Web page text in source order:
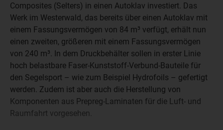
Composites (Selters) in einen Autoklav investiert. Das
Werk im Westerwald, das bereits über einen Autoklav mit
einem Fassungsvermögen von 84 m³ verfügt, erhält nun
einen zweiten, größeren mit einem Fassungsvermögen
von 240 m³. In dem Druckbehälter sollen in erster Linie
hoch belastbare Faser-Kunststoff-Verbund-Bauteile für
den Segelsport – wie zum Beispiel Hydrofoils – gefertigt
werden. Zudem ist aber auch die Herstellung von
Komponenten aus Prepreg-Laminaten für die Luft- und
Raumfahrt vorgesehen.